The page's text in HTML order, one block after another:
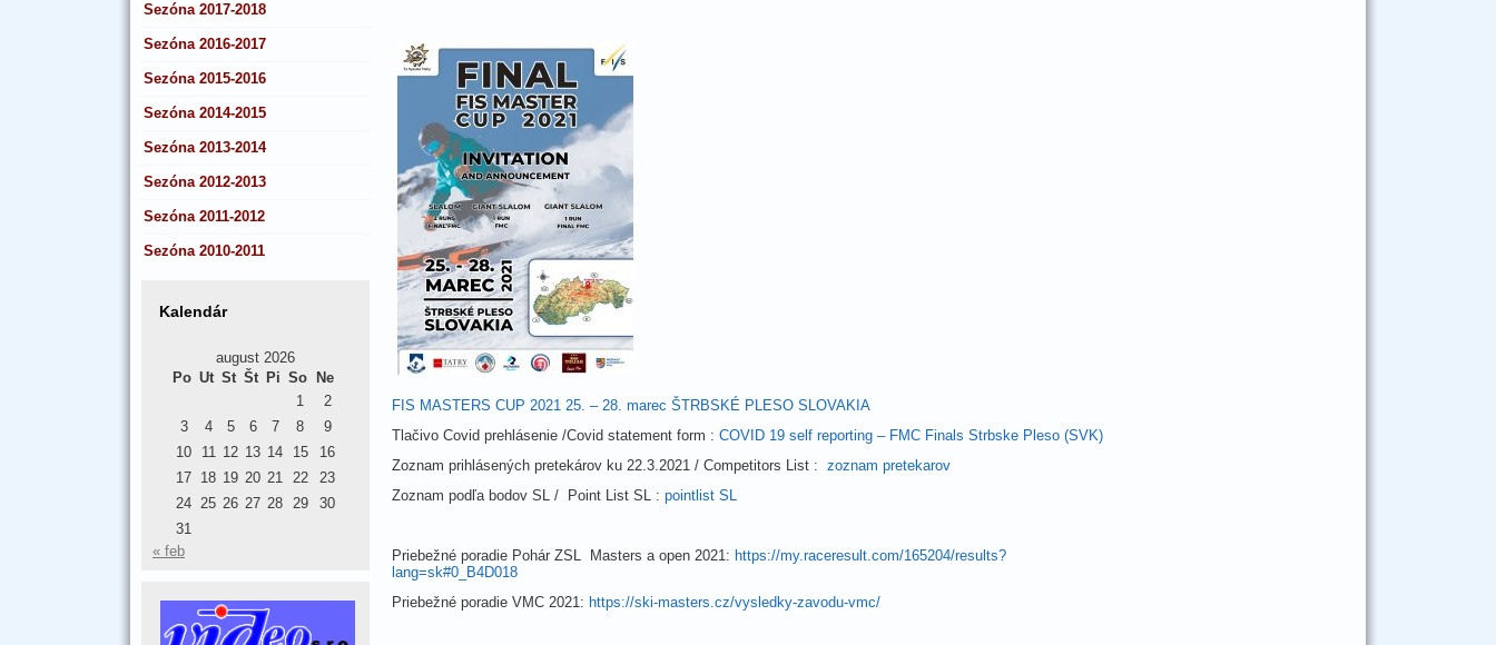
Sezóna 2017-2018
Sezóna 2016-2017
Sezóna 2015-2016
Sezóna 2014-2015
Sezóna 2013-2014
Sezóna 2012-2013
Sezóna 2011-2012
Sezóna 2010-2011
Kalendár
august 2026
Po Ut St Št Pi So
Ne
1
2
3
4 5 6 7 8
9
10
11 12 13 14 15
16
17 18 19 20 21 22
23
24 25 26 27 28 29
30
31
« feb
FIS MASTERS CUP 2021 25. – 28. marec ŠTRBSKÉ PLESO SLOVAKIA
Tlačivo Covid prehlásenie /Covid statement form : COVID 19 self reporting – FMC Finals Strbske Pleso (SVK)
Zoznam prihlásených pretekárov ku 22.3.2021 / Competitors List : zoznam pretekarov
Zoznam podľa bodov SL / Point List SL : pointlist SL
Priebežné poradie Pohár ZSL Masters a open 2021: https://my.raceresult.com/165204/results?
lang=sk#0_B4D018
Priebežné poradie VMC 2021: https://ski-masters.cz/vysledky-zavodu-vmc/